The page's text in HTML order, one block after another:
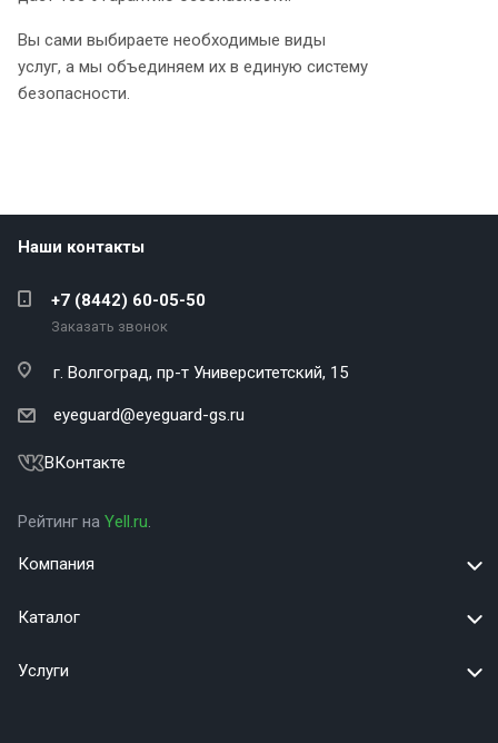
Вы сами выбираете необходимые виды
услуг, а мы объединяем их в единую систему
безопасности.
Наши контакты
+7 (8442) 60-05-50
Заказать звонок
г. Волгоград, пр-т Университетский, 15
eyeguard@eyeguard-gs.ru
ВКонтакте
Рейтинг на Yell.ru.
Компания
Каталог
Услуги